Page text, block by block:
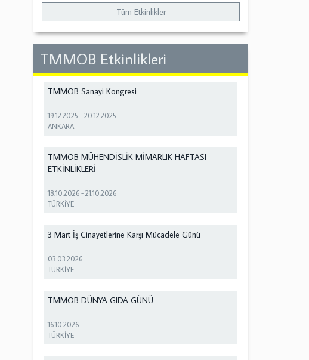
Tüm Etkinlikler
TMMOB Etkinlikleri
TMMOB Sanayi Kongresi
19.12.2025 -20.12.2025
ANKARA
TMMOB MÜHENDİSLİK MİMARLIK HAFTASI
ETKİNLİKLERİ
18.10.2026 -21.10.2026
TÜRKİYE
3 Mart İş Cinayetlerine Karşı Mücadele Günü
03.03.2026
TÜRKİYE
TMMOB DÜNYA GIDA GÜNÜ
16.10.2026
TÜRKİYE